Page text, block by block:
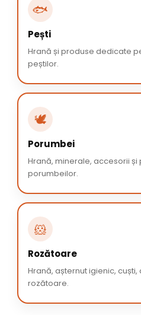
🐟
Pești
Hrană și produse dedicate
peștilor.
🕊️
Porumbei
Hrană, minerale, accesorii
porumbeilor.
🐹
Rozătoare
Hrană, așternut igienic,
rozătoare.